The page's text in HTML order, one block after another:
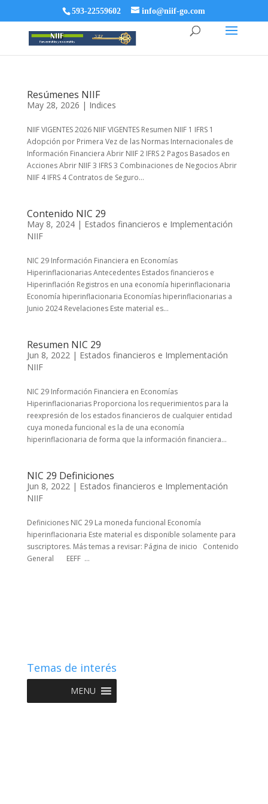
593-22559602 info@niif-go.com
Resúmenes NIIF
May 28, 2026 | Indices
NIIF VIGENTES 2026 NIIF VIGENTES Resumen NIIF 1 IFRS 1
Adopción por Primera Vez de las Normas Internacionales de
Información Financiera Abrir NIIF 2 IFRS 2 Pagos Basados en
Acciones Abrir NIIF 3 IFRS 3 Combinaciones de Negocios Abrir
NIIF 4 IFRS 4 Contratos de Seguro...
Contenido NIC 29
May 8, 2024| Estados financieros e Implementación
NIIF
NIC 29 Información Financiera en Economías
Hiperinflacionarias Antecedentes Estados financieros e
Hiperinflación Registros en una economía hiperinflacionaria
Economía hiperinflacionaria Economías hiperinflacionarias a
Junio 2024 Revelaciones Este material es...
Resumen NIC 29
Jun 8, 2022| Estados financieros e Implementación
NIIF
NIC 29 Información Financiera en Economías
Hiperinflacionarias Proporciona los requerimientos para la
reexpresión de los estados financieros de cualquier entidad
cuya moneda funcional es la de una economía
hiperinflacionaria de forma que la información financiera...
NIC 29 Definiciones
Jun 8, 2022| Estados financieros e Implementación
NIIF
Definiciones NIC 29 La moneda funcional Economía
hiperinflacionaria Este material es disponible solamente para
suscriptores. Más temas a revisar: Página de inicio Contenido
General EEFF ...
Temas de interés
MENU